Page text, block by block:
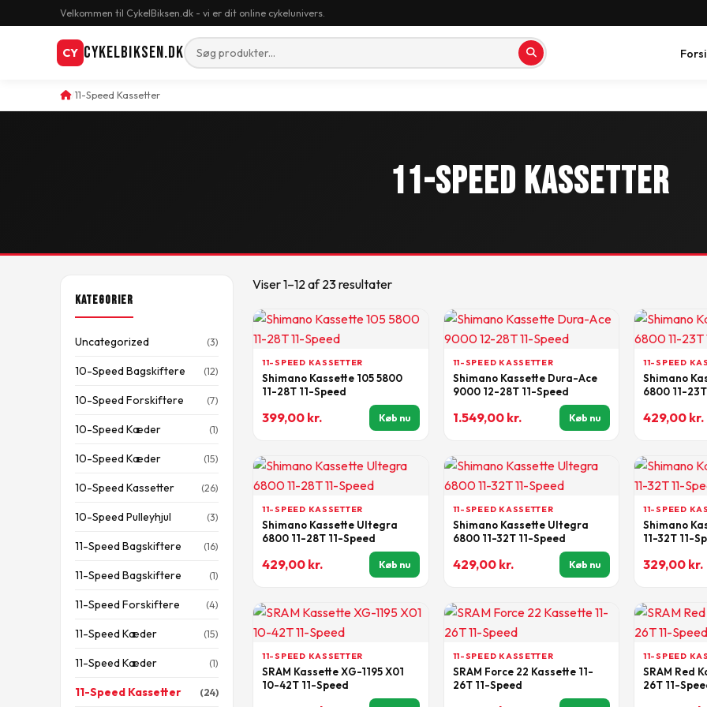
Velkommen til CykelBiksen.dk - vi er dit online cykelunivers.
CY CykelBiksen.dk
11-Speed Kassetter
11-Speed Kassetter
Kategorier
Uncategorized (3)
10-Speed Bagskiftere (12)
10-Speed Forskiftere (7)
10-Speed Kæder (1)
10-Speed Kæder (15)
10-Speed Kassetter (26)
10-Speed Pulleyhjul (3)
11-Speed Bagskiftere (16)
11-Speed Bagskiftere (1)
11-Speed Forskiftere (4)
11-Speed Kæder (15)
11-Speed Kæder (1)
11-Speed Kassetter (24)
Viser 1–12 af 23 resultater
11-SPEED KASSETTER
Shimano Kassette 105 5800
11-28T 11-Speed
399,00 kr. Køb nu
11-SPEED KASSETTER
Shimano Kassette Dura-Ace
9000 12-28T 11-Speed
1.549,00 kr. Køb nu
11-SPEED
Shimano
6800 11-
429,00 kr.
11-SPEED KASSETTER
Shimano Kassette Ultegra
6800 11-28T 11-Speed
429,00 kr. Køb nu
11-SPEED KASSETTER
Shimano Kassette Ultegra
6800 11-32T 11-Speed
429,00 kr. Køb nu
11-SPEED
Shimano
11-32T 11-
329,00 kr.
11-SPEED KASSETTER
SRAM Kassette XG-1195 X01
10-42T 11-Speed
11-SPEED KASSETTER
SRAM Force 22 Kassette 11-
26T 11-Speed
11-SPEED
SRAM Red
26T 11-